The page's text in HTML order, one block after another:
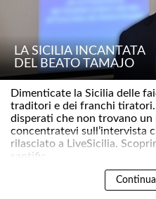
LA SICILIA INCANTATA
DEL BEATO TAMAJO
Dimenticate la Sicilia delle
traditori e dei franchi
disperati che non trovano
concentratevi sull’intervista
rilasciato a LiveSicilia.
santific..
Continua